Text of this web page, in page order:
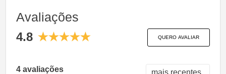
Avaliações
4.8 QUERO AVALIAR
4 avaliações